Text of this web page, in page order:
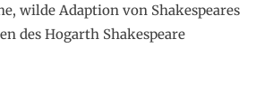
wilde Adaption von Shakespeares
des Hogarth Shakespeare